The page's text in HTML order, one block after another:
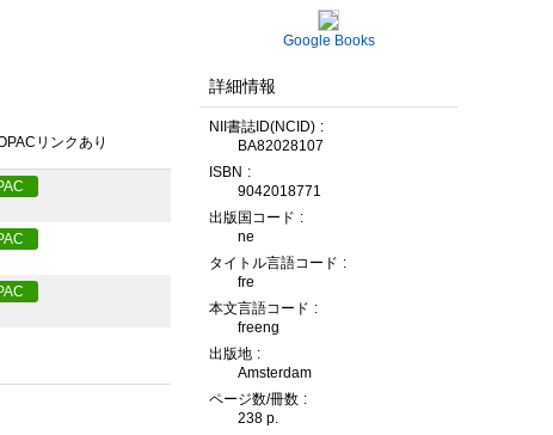
リンクあり
Google Books
詳細情報
NII書誌ID(NCID)
BA82028107
ISBN
9042018771
出版国コード
ne
タイトル言語コード
fre
本文言語コード
freeng
出版地
Amsterdam
ページ数/冊数
238 p.